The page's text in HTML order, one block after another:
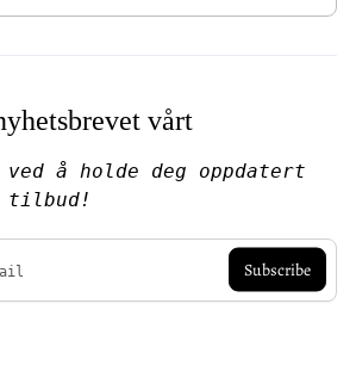
vårt
å holde deg oppdatert
tilbud!